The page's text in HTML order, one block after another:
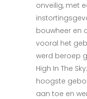
onveilig, met
bouwheer en
vooral het
werd beroep
High In The
hoogste
aan toe en